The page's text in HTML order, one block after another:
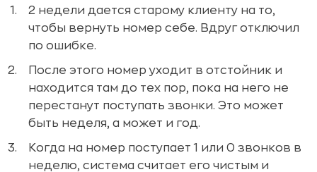
2 недели дается старому клиенту на то,
чтобы вернуть номер себе. Вдруг отключил
по ошибке.
После этого номер уходит в отстойник и
находится там до тех пор, пока на него не
перестанут поступать звонки. Это может
быть неделя, а может и год.
Когда на номер поступает 1 или 0 звонков в
неделю, система считает его чистым и